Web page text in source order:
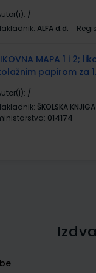
/
ALFA d.d.
MAPA 1 i 2;
papirom za
/
ŠKOLSKA
014174